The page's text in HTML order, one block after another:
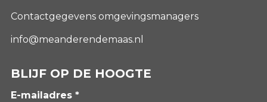
Contactgegevens omgevingsmanagers
info@meanderendemaas.nl
BLIJF OP DE HOOGTE
E-mailadres *